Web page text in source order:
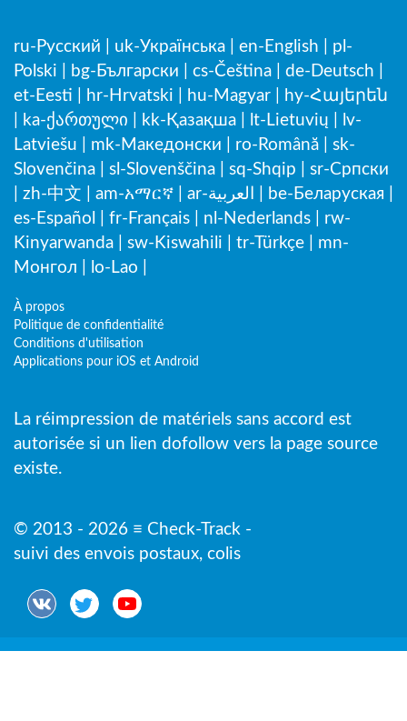
ru-Русский uk-Українська en-English
pl-
Polski
bg-Български cs-Čeština de-Deutsch
et-Eesti
hr-Hrvatski hu-Magyar
hy-Հայերեն
ka-ქართული kk-Қазақша lt-Lietuvių
lv-
Latviešu
mk-Македонски ro-Română
sk-
Slovenčina
sl-Slovenščina sq-Shqip
sr-Српски
zh-中文 am-አማርኛ ar-العربية be-Беларуская
es-Español
fr-Français nl-Nederlands
rw-
Kinyarwanda
sw-Kiswahili tr-Türkçe
mn-
Монгол
lo-Lao
À propos
Politique de confidentialité
Conditions d'utilisation
Applications pour iOS et Android
La réimpression de matériels sans accord est
autorisée si un lien dofollow vers la page source
existe.
© 2013 - 2026 ≡ Check-Track -
suivi des envois postaux, colis